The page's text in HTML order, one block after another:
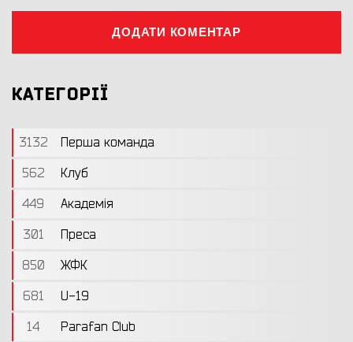
ДОДАТИ КОМЕНТАР
КАТЕГОРІЇ
3132
Перша команда
562
Клуб
449
Академія
301
Преса
850
ЖФК
681
U-19
14
Parafan Club